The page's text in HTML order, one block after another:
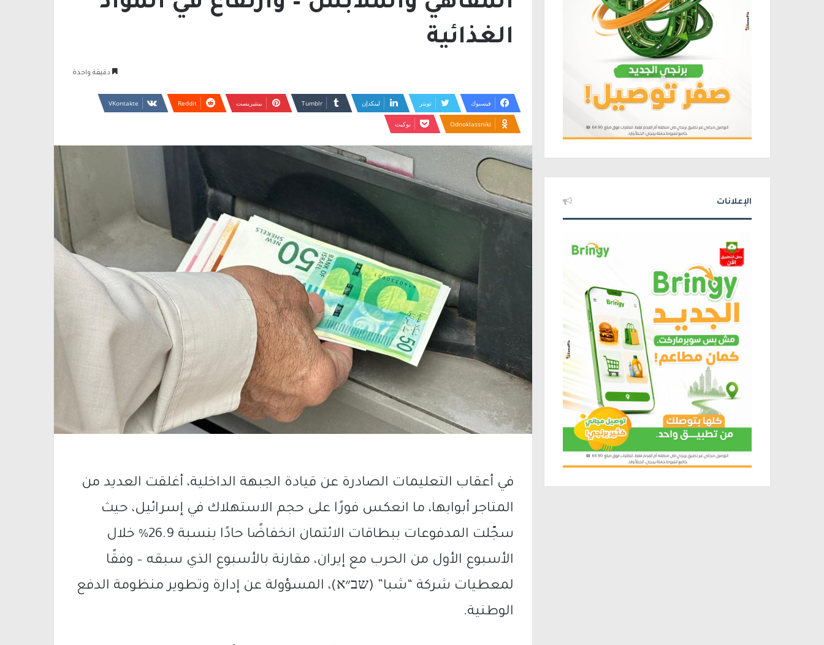
الغذائية
دقيقة واحدة
فيسبوك تويتر لينكدإن بينتيريست
Odnoklassniki بوكيت
في أعقاب التعليمات الصادرة عن قيادة الجبهة الداخلية، أغلقت العديد من
المتاجر أبوابها، ما انعكس فورًا على حجم الاستهلاك في إسرائيل، حيث
سجّلت المدفوعات ببطاقات الائتمان انخفاضًا حادًا بنسبة 26.9% خلال
الأسبوع الأول من الحرب مع إيران، مقارنة بالأسبوع الذي سبقه – وفقًا
لمعطيات شركة “شبا” (שב״א)، المسؤولة عن إدارة وتطوير منظومة الدفع
الوطنية.
الإعلانات